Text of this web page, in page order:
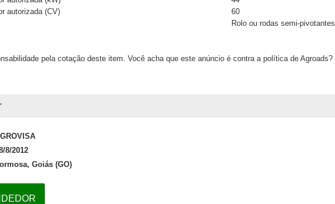
autorizada (CV)
60
Rolo ou rodas semi-pivotantes
pela cotação deste item. Você acha que este anúncio é contra a política de Agroads?
8/2012
Goiás (GO)